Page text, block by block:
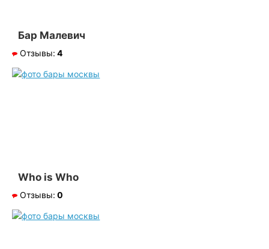
Бар Малевич
Отзывы: 4
Who is Who
Отзывы: 0